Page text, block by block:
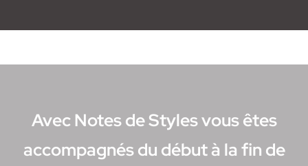
Avec Notes de Styles vous êtes
accompagnés du début à la fin de